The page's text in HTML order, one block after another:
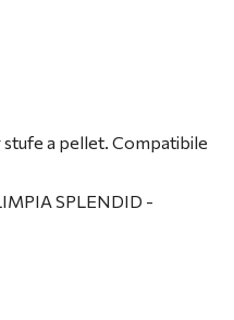
a pellet. Compatibile
SPLENDID -